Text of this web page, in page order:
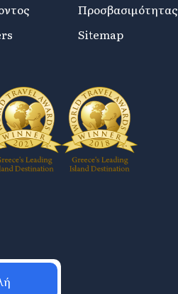
Προσβασιμότητας
Sitemap